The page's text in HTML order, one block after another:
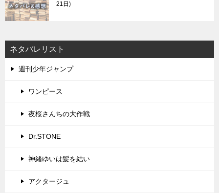
21日
ネタバレリスト
週刊少年ジャンプ
ワンピース
夜桜さんちの大作戦
Dr.STONE
神緒ゆいは髪を結い
アクタージュ